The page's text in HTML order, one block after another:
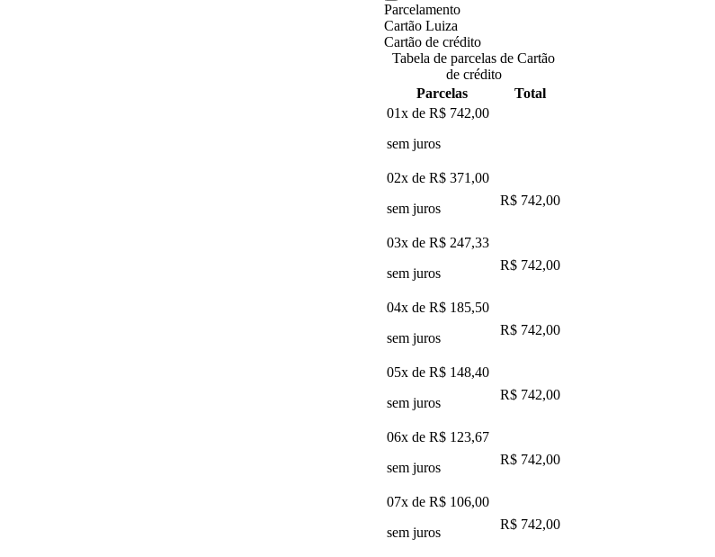
Parcelamento
Cartão Luiza
Cartão de crédito
Tabela de parcelas de Cartão
de crédito
Parcelas
Total
01x de R$ 742,00
sem juros
02x de R$ 371,00
sem juros
R$ 742,00
03x de R$ 247,33
sem juros
R$ 742,00
04x de R$ 185,50
sem juros
R$ 742,00
05x de R$ 148,40
sem juros
R$ 742,00
06x de R$ 123,67
sem juros
R$ 742,00
07x de R$ 106,00
sem juros
R$ 742,00